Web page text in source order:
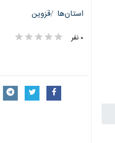
استان‌ها قزوین
۰ نفر